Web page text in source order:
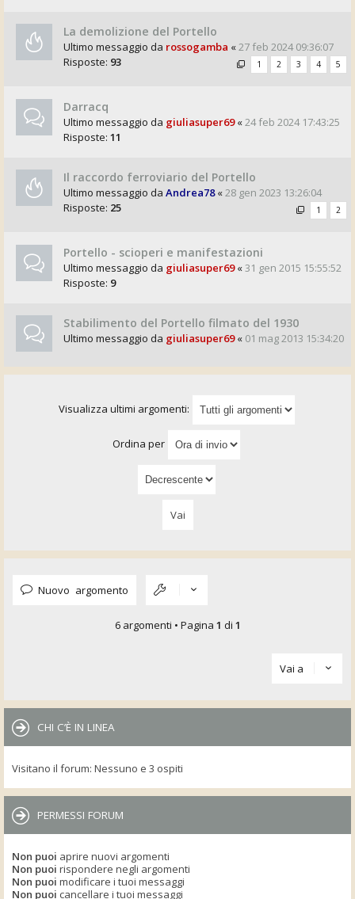
La demolizione del Portello
Ultimo messaggio da rossogamba «27 feb 2024 09:36:07
Risposte: 93 1 2 3 4 5
Darracq
Ultimo messaggio da giuliasuper69«24 feb 2024 17:43:25
Risposte: 11
Il raccordo ferroviario del Portello
Ultimo messaggio da Andrea78«28 gen 2023 13:26:04
Risposte: 25 1 2
Portello - scioperi e manifestazioni
Ultimo messaggio da giuliasuper69«31 gen 2015 15:55:52
Risposte: 9
Stabilimento del Portello filmato del 1930
Ultimo messaggio da giuliasuper69« 01 mag 2013 15:34:20
Visualizza ultimi argomenti:
Ordina per
Nuovo argomento
6 argomenti • Pagina 1 di 1
Vai a
CHI C’È IN LINEA
Visitano il forum: Nessuno e 3 ospiti
PERMESSI FORUM
Non puoi aprire nuovi argomenti
Non puoi rispondere negli argomenti
Non puoi modificare i tuoi messaggi
Non puoi cancellare i tuoi messaggi